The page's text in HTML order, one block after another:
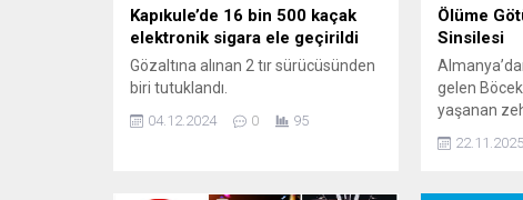
Kapıkule’de 16 bin 500 kaçak
elektronik sigara ele geçirildi
Gözaltına alınan 2 tır sürücüsünden
biri tutuklandı.
04.12.2024 0 95
Ölüme
Sinsilesi
gelen
yaşanan
anne olay
22.11.2025